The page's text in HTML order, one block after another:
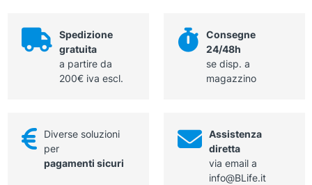
Spedizione
gratuita
a partire da
200€ iva escl.
Consegne
24/48h
se disp. a
magazzino
Diverse soluzioni
per
pagamenti sicuri
Assistenza
diretta
via email a
info@BLife.it